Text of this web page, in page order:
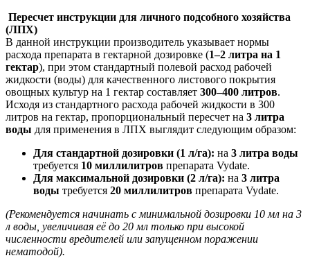
Пересчет инструкции для личного подсобного хозяйства
(ЛПХ)
В данной инструкции производитель указывает нормы
расхода препарата в гектарной дозировке (1–2 литра на 1
гектар), при этом стандартный полевой расход рабочей
жидкости (воды) для качественного листового покрытия
овощных культур на 1 гектар составляет 300–400 литров.
Исходя из стандартного расхода рабочей жидкости в 300
литров на гектар, пропорциональный пересчет на 3 литра
воды для применения в ЛПХ выглядит следующим образом:
Для стандартной дозировки (1 л/га): на 3 литра воды
требуется 10 миллилитров препарата Vydate.
Для максимальной дозировки (2 л/га): на 3 литра
воды требуется 20 миллилитров препарата Vydate.
(Рекомендуется начинать с минимальной дозировки 10 мл на 3
л воды, увеличивая её до 20 мл только при высокой
численности вредителей или запущенном поражении
нематодой).